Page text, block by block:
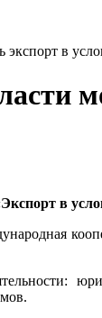
экспорт в
в